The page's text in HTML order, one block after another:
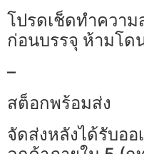
โปรดเช็ดทำควา
ก่อนบรรจุ ห้ามโด
–
สต็อกพร้อมส่ง
จัดส่งหลังได้รับออ